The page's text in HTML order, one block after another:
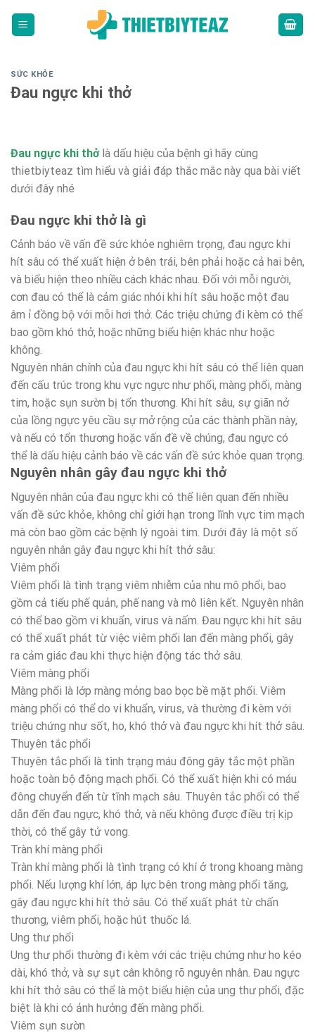
SỨC KHỎE
Đau ngực khi thở
Đau ngực khi thởlà dấu hiệu của bệnh gì hãy cùng
thietbiyteaz tìm hiểu và giải đáp thắc mắc này qua bài viết
dưới đây nhé
Đau ngực khi thở là gì
Cảnh báo về vấn đề sức khỏe nghiêm trọng, đau ngực khi
hít sâu có thể xuất hiện ở bên trái, bên phải hoặc cả hai bên,
và biểu hiện theo nhiều cách khác nhau. Đối với mỗi người,
cơn đau có thể là cảm giác nhói khi hít sâu hoặc một đau
âm ỉ đồng bộ với mỗi hơi thở. Các triệu chứng đi kèm có thể
bao gồm khó thở, hoặc những biểu hiện khác như hoặc
không.
Nguyên nhân chính của đau ngực khi hít sâu có thể liên quan
đến cấu trúc trong khu vực ngực như phổi, màng phổi, màng
tim, hoặc sụn sườn bị tổn thương. Khi hít sâu, sự giãn nở
của lồng ngực yêu cầu sự mở rộng của các thành phần này,
và nếu có tổn thương hoặc vấn đề về chúng, đau ngực có
thể là dấu hiệu cảnh báo về các vấn đề sức khỏe quan trọng.
Nguyên nhân gây đau ngực khi thở
Nguyên nhân của đau ngực khi có thể liên quan đến nhiều
vấn đề sức khỏe, không chỉ giới hạn trong lĩnh vực tim mạch
mà còn bao gồm các bệnh lý ngoài tim. Dưới đây là một số
nguyên nhân gây đau ngực khi hít thở sâu:
Viêm phổi
Viêm phổi là tình trạng viêm nhiễm của nhu mô phổi, bao
gồm cả tiểu phế quản, phế nang và mô liên kết. Nguyên nhân
có thể bao gồm vi khuẩn, virus và nấm. Đau ngực khi hít sâu
có thể xuất phát từ việc viêm phổi lan đến màng phổi, gây
ra cảm giác đau khi thực hiện động tác thở sâu.
Viêm màng phổi
Màng phổi là lớp màng mỏng bao bọc bề mặt phổi. Viêm
màng phổi có thể do vi khuẩn, virus, và thường đi kèm với
triệu chứng như sốt, ho, khó thở và đau ngực khi hít thở sâu.
Thuyên tắc phổi
Thuyên tắc phổi là tình trạng máu đông gây tắc một phần
hoặc toàn bộ động mạch phổi. Có thể xuất hiện khi có máu
đông chuyển đến từ tĩnh mạch sâu. Thuyên tắc phổi có thể
dẫn đến đau ngực, khó thở, và nếu không được điều trị kịp
thời, có thể gây tử vong.
Tràn khí màng phổi
Tràn khí màng phổi là tình trạng có khí ở trong khoang màng
phổi. Nếu lượng khí lớn, áp lực bên trong màng phổi tăng,
gây đau ngực khi hít thở sâu. Có thể xuất phát từ chấn
thương, viêm phổi, hoặc hút thuốc lá.
Ung thư phổi
Ung thư phổi thường đi kèm với các triệu chứng như ho kéo
dài, khó thở, và sự sụt cân không rõ nguyên nhân. Đau ngực
khi hít thở sâu có thể là một biểu hiện của ung thư phổi, đặc
biệt là khi có ảnh hưởng đến màng phổi.
Viêm sụn sườn